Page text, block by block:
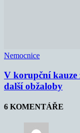
Nemocnice
V korupční kauze
další obžaloby
6 KOMENTÁŘE